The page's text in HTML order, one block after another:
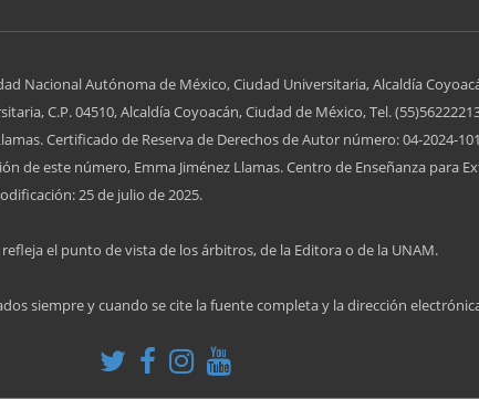
Nacional Autónoma de México, Ciudad Universitaria, Alcaldía
C.P. 04510, Alcaldía Coyoacán, Ciudad de México, Tel.
Certificado de Reserva de Derechos de Autor número: 04-2024-
de este número, Emma Jiménez Llamas. Centro de Enseñanza para
25 de julio de 2025.
el punto de vista de los árbitros, de la Editora o de la UNAM.
siempre y cuando se cite la fuente completa y la dirección